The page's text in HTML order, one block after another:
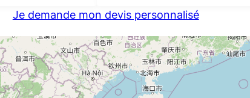
Je demande mon devis personnalisé